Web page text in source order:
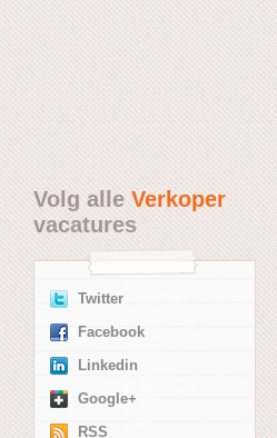
Volg alleVerkoper
vacatures
Twitter
Facebook
Linkedin
Google+
RSS